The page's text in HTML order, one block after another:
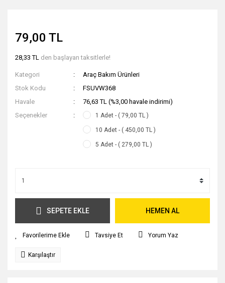
79,00 TL
28,33 TL den başlayan taksitlerle!
Kategori
Araç Bakım Ürünleri
Stok Kodu
FSUVW368
Havale
76,63 TL (%3,00 havale indirimi)
Seçenekler
1 Adet - ( 79,00 TL )
10 Adet - ( 450,00 TL )
5 Adet - ( 279,00 TL )
SEPETE EKLE HEMEN AL
Tavsiye Et Yorum Yaz
Karşılaştır